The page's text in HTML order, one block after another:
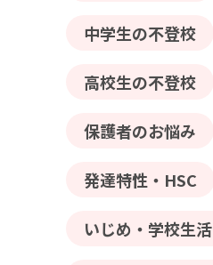
中学生の不登校
高校生の不登校
保護者のお悩み
発達特性・HSC
いじめ・学校生活